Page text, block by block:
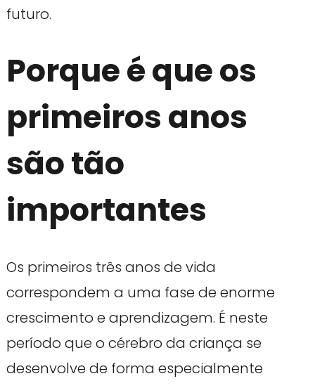
futuro.
Porque é que os
primeiros anos
são tão
importantes
Os primeiros três anos de vida
correspondem a uma fase de enorme
crescimento e aprendizagem. É neste
período que o cérebro da criança se
desenvolve de forma especialmente